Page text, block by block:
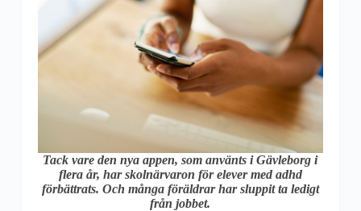
Tack vare den nya appen, som använts i Gävleborg i
flera år, har skolnärvaron för elever med adhd
förbättrats. Och många föräldrar har sluppit ta ledigt
från jobbet.